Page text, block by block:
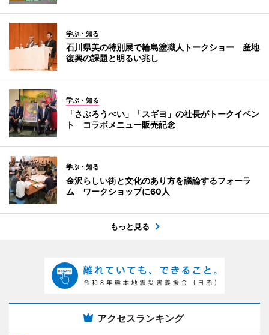
学ぶ・知る
石川県美の特別展で輪島塗職人トークショー 産地
復興の課題と明るい兆し
学ぶ・知る
「さぶろうべい」「スギヨ」の社長がトークイベン
ト コラボメニュー販売記念
学ぶ・知る
金沢らしい街と文化のあり方を議論するフォーラ
ム ワークショップに60人
もっと見る
アクセスランキング